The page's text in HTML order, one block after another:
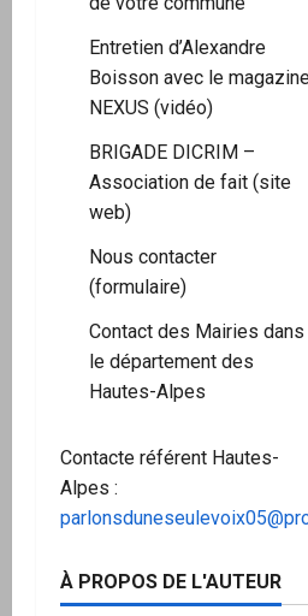
Entretien d’Alexandre
Boisson avec le
NEXUS (vidéo)
BRIGADE DICRIM –
Association de fait (site
web)
Nous contacter
(formulaire)
Contact des Mairies dans
le département des
Hautes-Alpes
Contacte référent Hautes-
Alpes :
À PROPOS DE L'AUTEUR